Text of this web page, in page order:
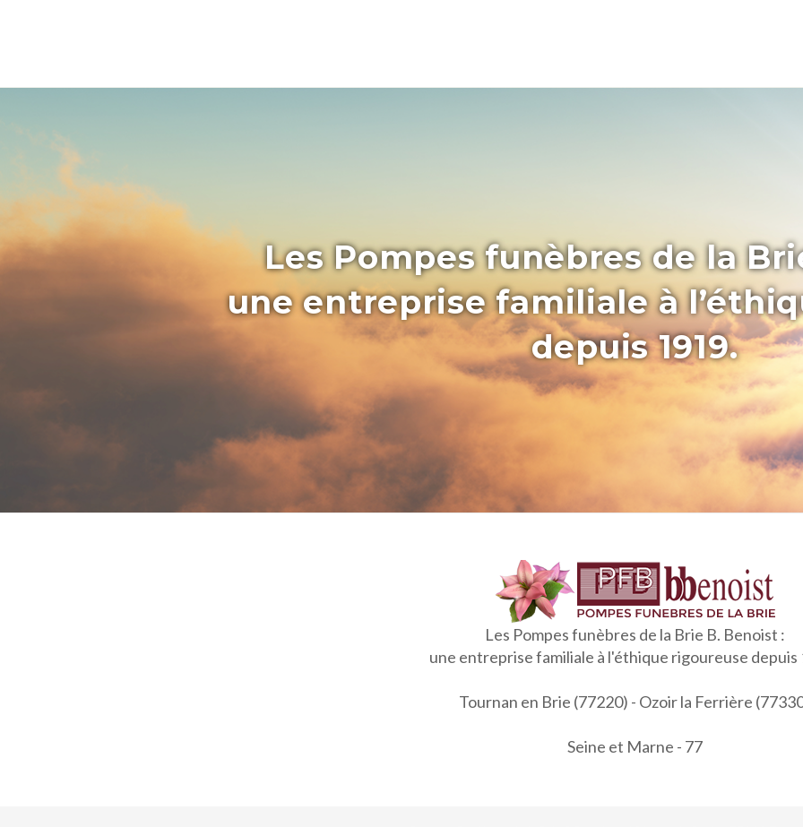
Les Pompes funèbres de la
une entreprise familiale à
depuis 1919.
Les Pompes funèbres de la Brie B. Benoist :
une entreprise familiale à l'éthique rigoureuse depuis
Tournan en Brie (77220) - Ozoir la Ferrière
Seine et Marne - 77